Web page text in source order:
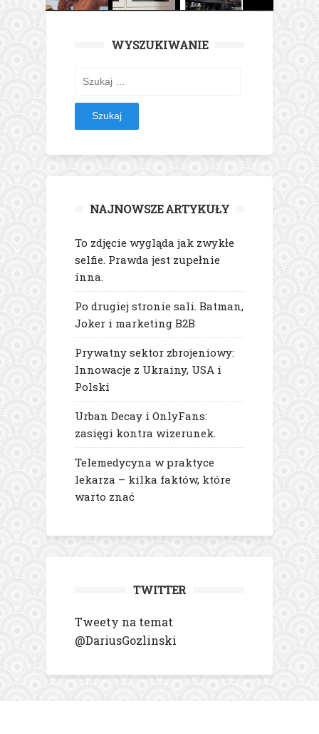
WYSZUKIWANIE
Szukaj:
NAJNOWSZE ARTYKUŁY
To zdjęcie wygląda jak zwykłe
selfie. Prawda jest zupełnie
inna.
Po drugiej stronie sali. Batman,
Joker i marketing B2B
Prywatny sektor zbrojeniowy:
Innowacje z Ukrainy, USA i
Polski
Urban Decay i OnlyFans:
zasięgi kontra wizerunek.
Telemedycyna w praktyce
lekarza – kilka faktów, które
warto znać
TWITTER
Tweety na temat
@DariusGozlinski